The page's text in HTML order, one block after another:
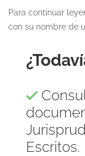
Para continuar
con su nombre de
Escritos.